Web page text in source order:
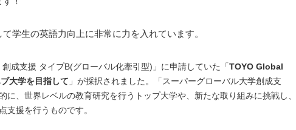
学生の英語力向上に非常に力を入れています。
成支援 タイプB(グローバル化牽引型)」に申請していた「TOYO Global
大学を目指して 」が採択されました。「スーパーグローバル大学創成支
、世界レベルの教育研究を行うトップ大学や、新たな取り組みに挑戦し、
支援を行うものです。